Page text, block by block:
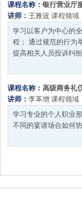
课程名称： 银行营业厅
讲师： 王雅波 课程领域
学习以客户为中心的
程； 通过规范的行为
提高相关人员投诉纠
课程名称： 高级商务礼
讲师： 李革增 课程领域
学习专业的个人职业
不同的宴请场合如何